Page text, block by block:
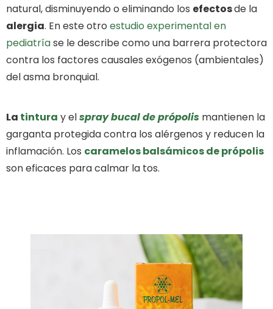
natural, disminuyendo o eliminando los efectosde la
alergia. En este otro estudio experimental en
pediatríase le describe como una barrera protectora
contra los factores causales exógenos (ambientales)
del asma bronquial.
La tintura y elspray bucal deprópolis mantienen la
garganta protegida contra los alérgenos y reducen la
inflamación. Los caramelos balsámicos deprópolis
son eficaces para calmar la tos.